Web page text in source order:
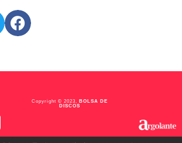
Copyright © 2023, BOLSA DE
DISCOS